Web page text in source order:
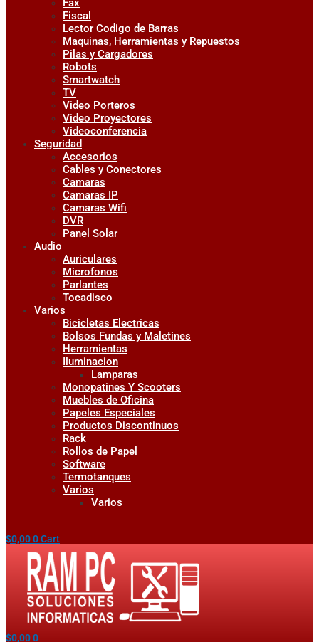
Fax
Fiscal
Lector Codigo de Barras
Maquinas, Herramientas y Repuestos
Pilas y Cargadores
Robots
Smartwatch
TV
Video Porteros
Video Proyectores
Videoconferencia
Seguridad
Accesorios
Cables y Conectores
Camaras
Camaras IP
Camaras Wifi
DVR
Panel Solar
Audio
Auriculares
Microfonos
Parlantes
Tocadisco
Varios
Bicicletas Electricas
Bolsos Fundas y Maletines
Herramientas
Iluminacion
Lamparas
Monopatines Y Scooters
Muebles de Oficina
Papeles Especiales
Productos Discontinuos
Rack
Rollos de Papel
Software
Termotanques
Varios
Varios
$0,000Cart
$0,000